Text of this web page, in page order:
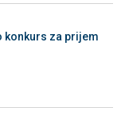
konkurs za prijem